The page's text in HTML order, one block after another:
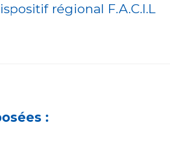
régional F.A.C.I.L
: